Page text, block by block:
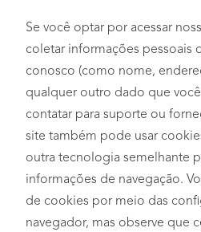
Se você optar por acessar
coletar informações pessoais
conosco (como nome,
qualquer outro dado que
contatar para suporte ou
site também pode usar
outra tecnologia semelhante
informações de navegação.
de cookies por meio das
navegador, mas observe que